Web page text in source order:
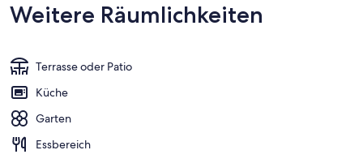
Weitere Räumlichkeiten
Terrasse oder Patio
Küche
Garten
Essbereich